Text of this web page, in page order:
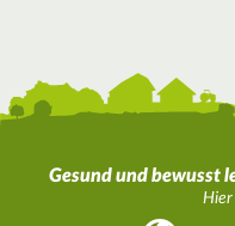
Gesund und bewusst
Hier